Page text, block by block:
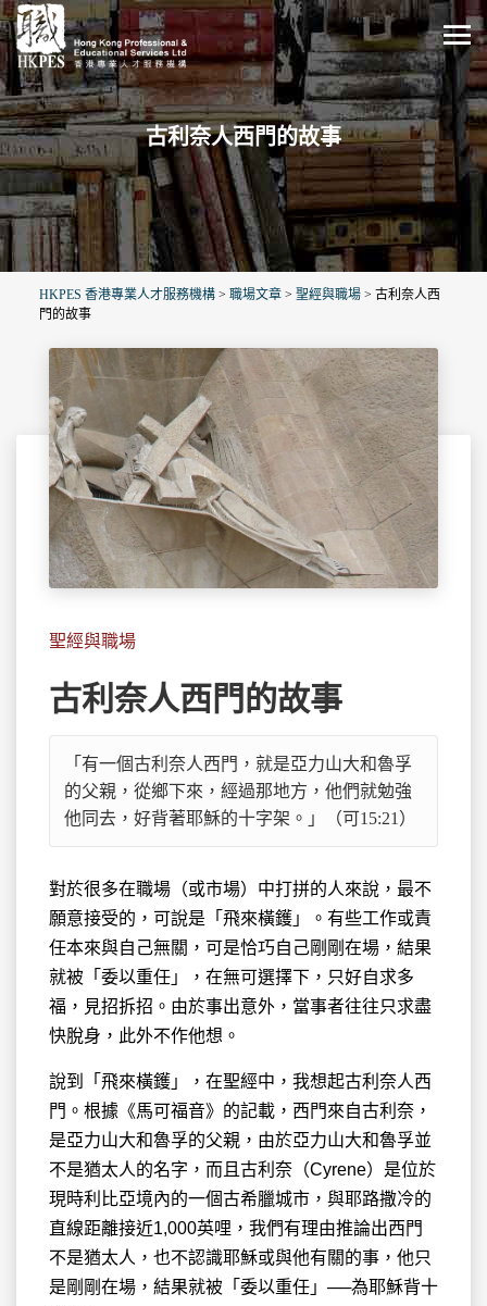
古利奈人西門的故事
HKPES 香港專業人才服務機構 > 職場文章 > 聖經與職場 > 古利奈人西
門的故事
聖經與職場
古利奈人西門的故事
「有一個古利奈人西門，就是亞力山大和魯孚
的父親，從鄉下來，經過那地方，他們就勉強
他同去，好背著耶穌的十字架。」（可15:21）
對於很多在職場（或市場）中打拼的人來說，最不
願意接受的，可說是「飛來橫鑊」。有些工作或責
任本來與自己無關，可是恰巧自己剛剛在場，結果
就被「委以重任」，在無可選擇下，只好自求多
福，見招拆招。由於事出意外，當事者往往只求盡
快脫身，此外不作他想。
說到「飛來橫鑊」，在聖經中，我想起古利奈人西
門。根據《馬可福音》的記載，西門來自古利奈，
是亞力山大和魯孚的父親，由於亞力山大和魯孚並
不是猶太人的名字，而且古利奈（Cyrene）是位於
現時利比亞境內的一個古希臘城市，與耶路撒冷的
直線距離接近1,000英哩，我們有理由推論出西門
不是猶太人，也不認識耶穌或與他有關的事，他只
是剛剛在場，結果就被「委以重任」──為耶穌背十